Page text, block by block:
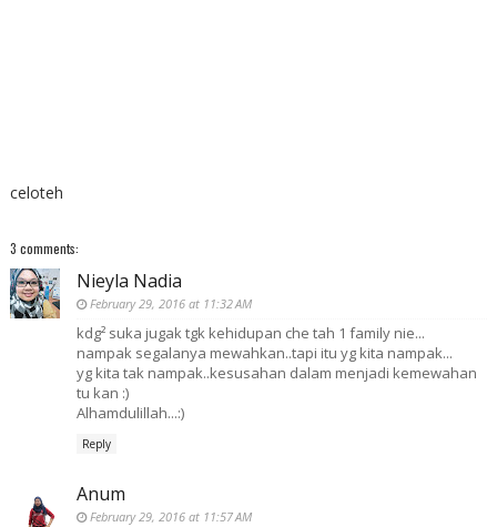
celoteh
3 comments:
Nieyla Nadia
February 29, 2016 at 11:32 AM
kdg² suka jugak tgk kehidupan che tah 1 family nie...
nampak segalanya mewahkan..tapi itu yg kita nampak...
yg kita tak nampak..kesusahan dalam menjadi kemewahan
tu kan :)
Alhamdulillah...:)
Reply
Anum
February 29, 2016 at 11:57 AM